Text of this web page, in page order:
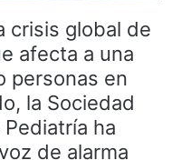
crisis global de
afecta a una
personas en
la Sociedad
ha
de alarma